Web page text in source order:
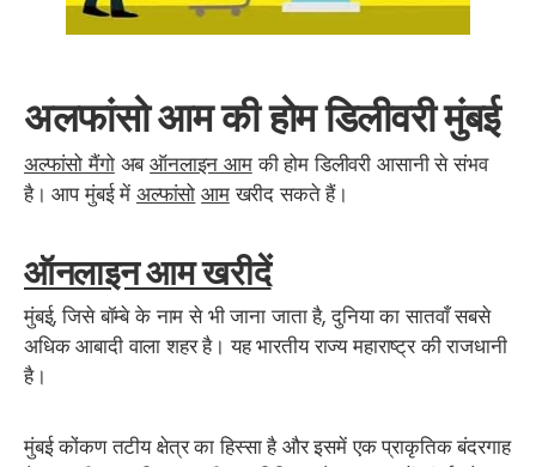
अलफांसो आम की होम डिलीवरी मुंबई
अल्फांसो मैंगोअबऑनलाइन आमकी होम डिलीवरी आसानी से संभव
है। आप मुंबई में अल्फांसो आमखरीद सकते हैं।
ऑनलाइन आम खरीदें
मुंबई, जिसे बॉम्बे के नाम से भी जाना जाता है, दुनिया का सातवाँ सबसे
अधिक आबादी वाला शहर है। यह भारतीय राज्य महाराष्ट्र की राजधानी
है।
मुंबई कोंकण तटीय क्षेत्र का हिस्सा है और इसमें एक प्राकृतिक बंदरगाह